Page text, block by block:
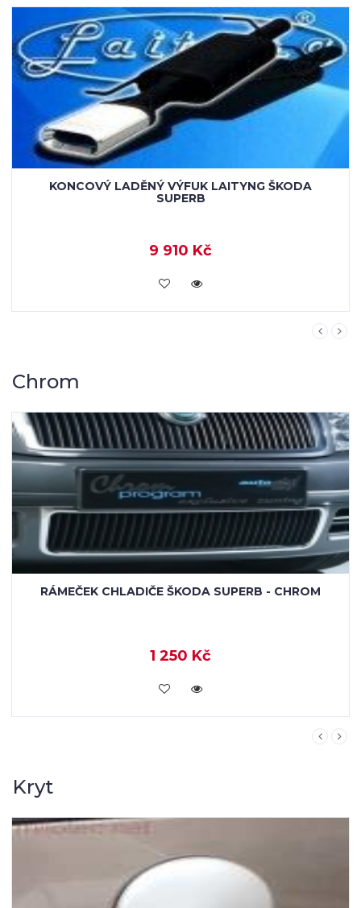
SPORTOVNÍ LADĚNÝ VÝFUK ULTER S DVOJITOU
KONCOVKOU ŠKODA SUPERB
9 670 Kč
KOUPIT
Chrom
RÁMEČEK ZADNÍ RZ ŠKODA SUPERB I/
990 Kč
KOUPIT
Kryt